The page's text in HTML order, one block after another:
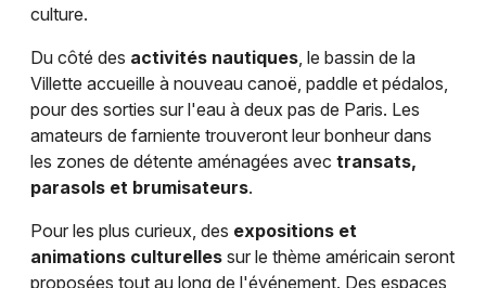
culture.
Du côté des activités nautiques , le bassin de la
Villette accueille à nouveau canoë, paddle et pédalos,
pour des sorties sur l'eau à deux pas de Paris. Les
amateurs de farniente trouveront leur bonheur dans
les zones de détente aménagées avec transats,
parasols et brumisateurs.
Pour les plus curieux, des expositions et
animations culturelles sur le thème américain seront
proposées tout au long de l'événement. Des espaces